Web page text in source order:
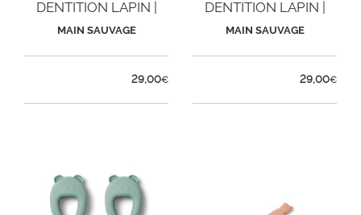
DENTITION LAPIN |
SABLE
MAIN SAUVAGE
29,00€
DENTITION LAPIN |
NOISETTE
MAIN SAUVAGE
29,00€